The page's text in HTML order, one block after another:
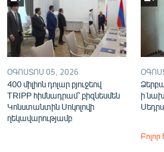
ՕԳՈՍՏՈՍ 05, 2026
400 միլիոն դոլար բյուջեով
TRIPP հիմնադրամ՝ բիզնեսմեն
Կոնստանտին Սոկոլովի
ղեկավարությամբ
ի